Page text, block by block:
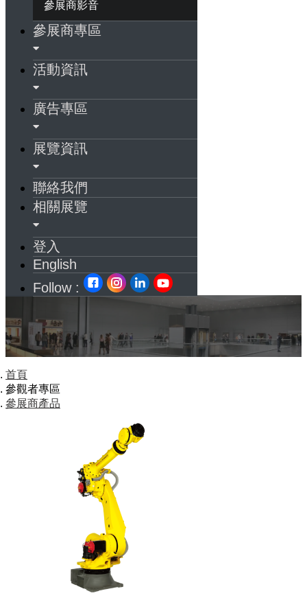
參展商影音
參展商專區
活動資訊
廣告專區
展覽資訊
聯絡我們
相關展覽
登入
English
Follow :
首頁
參觀者專區
參展商產品